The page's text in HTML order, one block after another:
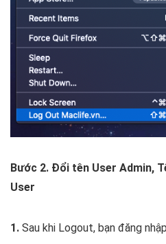
Bước 2. Đổi tên User Admin,
User
1. Sau khi Logout, bạn đăng